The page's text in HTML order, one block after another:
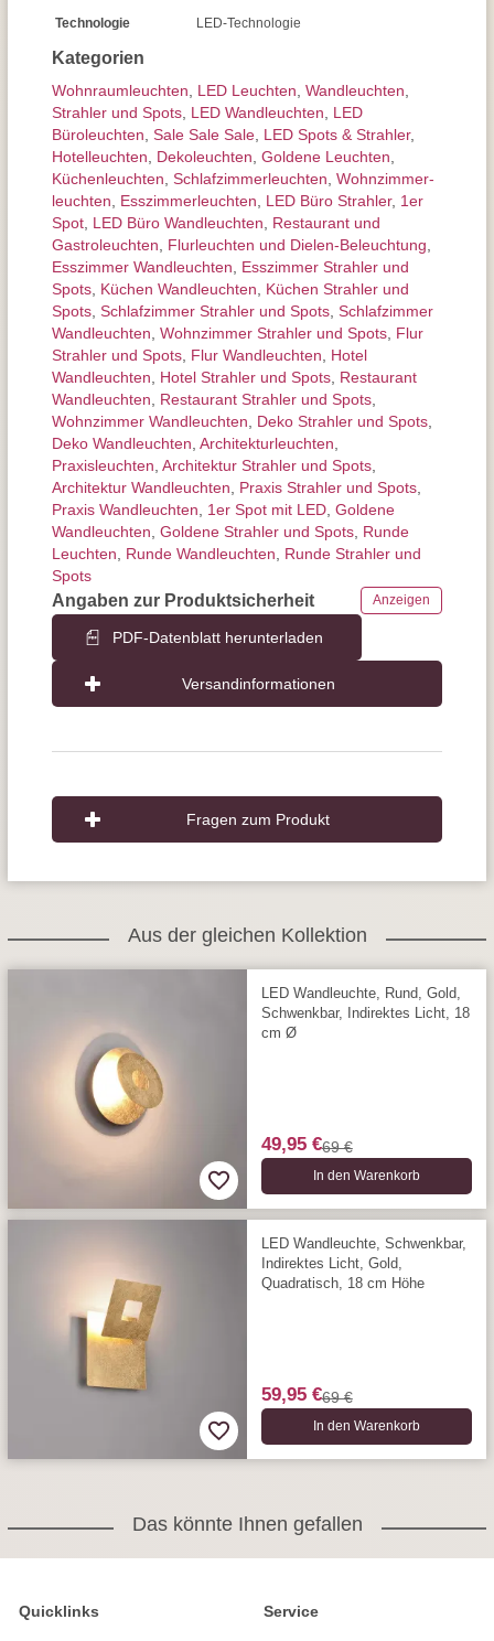
Kategorien
Wohnraum­leuchten LED Leuchten Wand­leuchten
Strahler und Spots LED Wandleuchten
LED
Büroleuchten Sale Sale Sale LED Spots & Strahler,
Hotelleuchten
Dekoleuchten Goldene Leuchten
Küchenleuchten Schlafzimmer­leuchten Wohnzimmer­
leuchten
Esszimmer­­leuchten LED Büro Strahler, 1er
Spot LED Büro Wandleuchten
Restaurant und
Gastroleuchten
Flurleuchten und Dielen-Beleuchtung
Esszimmer Wandleuchten
Esszimmer Strahler und
Spots Küchen Wandleuchten
Küchen Strahler und
Spots Schlafzimmer Strahler und Spots Schlafzimmer
Wandleuchten Wohnzimmer Strahler und Spots Flur
Strahler und Spots Flur Wandleuchten
Hotel
Wandleuchten
Hotel Strahler und Spots Restaurant
Wandleuchten
Restaurant Strahler und Spots
Wohnzimmer Wandleuchten
Deko Strahler und Spots
Deko Wandleuchten Architektur­leuchten
Praxisleuchten Architektur Strahler und Spots
Architektur Wandleuchten
Praxis Strahler und Spots
Praxis Wandleuchten
1er Spot mit LED Goldene
Wandleuchten Goldene Strahler und Spots Runde
Leuchten
Runde Wandleuchten
Runde Strahler und
Spots
Angaben zur Produktsicherheit Anzeigen
PDF-Datenblatt herunterladen
Versandinformationen
Technologie LED-Technologie
Fragen zum Produkt
Aus der gleichen Kollektion
LED Wandleuchte, Rund, Gold,
Schwenkbar, Indirektes Licht, 18
cm Ø
49,95 €69 €
In den Warenkorb
LED Wandleuchte, Schwenkbar,
Indirektes Licht, Gold,
Quadratisch, 18 cm Höhe
59,95 €69 €
In den Warenkorb
Das könnte Ihnen gefallen
Quicklinks Service